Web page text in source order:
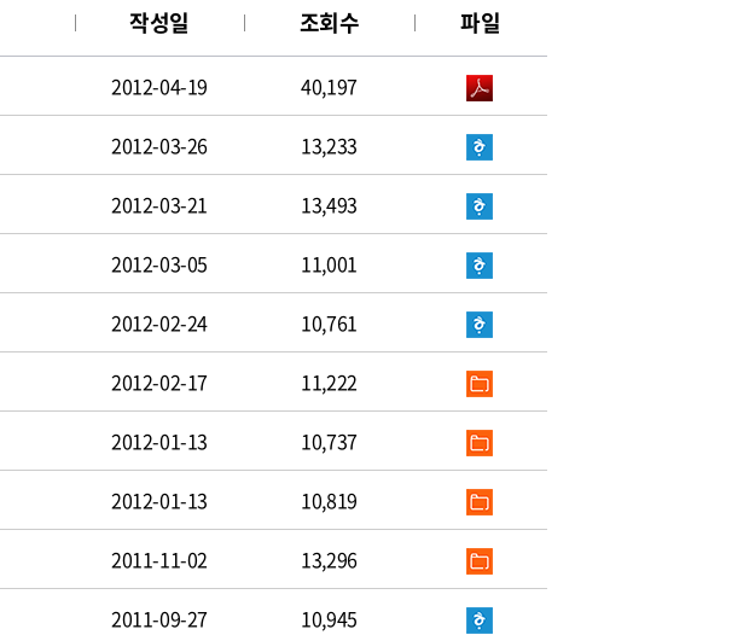
작성일 조회수 파일
2012-04-19 40,197
2012-03-26 13,233
2012-03-21 13,493
2012-03-05 11,001
2012-02-24 10,761
2012-02-17 11,222
2012-01-13 10,737
2012-01-13 10,819
2011-11-02 13,296
2011-09-27 10,945